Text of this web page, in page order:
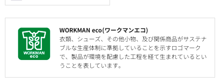
WORKMAN eco(ワークマンエコ)
衣類、シューズ、その他小物、及び関係商品がサステナ
ブルな生産体制に準拠していることを示すロゴマーク
で、製品が環境を配慮した工程を経て生まれているとい
うことを表しています。